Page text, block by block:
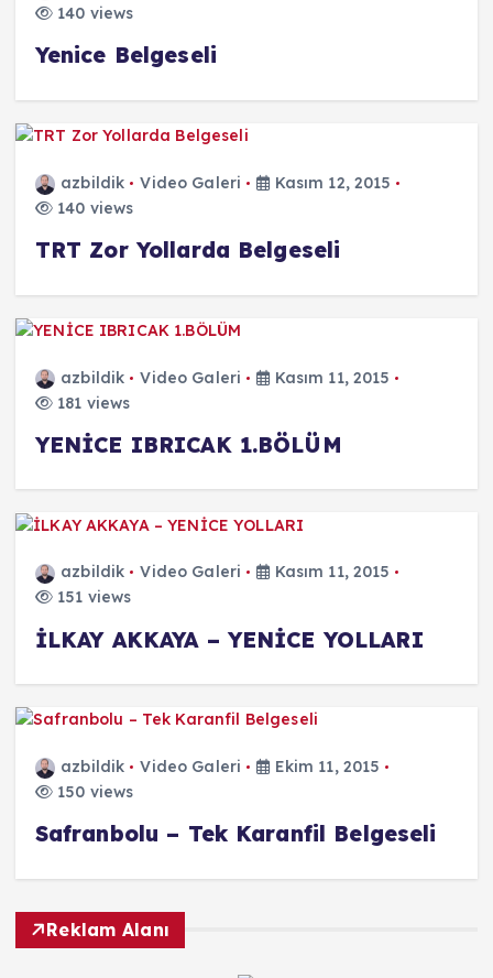
140 views
Yenice Belgeseli
azbildik Video Galeri
Kasım 12, 2015
140 views
TRT Zor Yollarda Belgeseli
azbildik Video Galeri
Kasım 11, 2015
181 views
YENİCE IBRICAK 1.BÖLÜM
azbildik Video Galeri
Kasım 11, 2015
151 views
İLKAY AKKAYA – YENİCE YOLLARI
azbildik Video Galeri
Ekim 11, 2015
150 views
Safranbolu – Tek Karanfil Belgeseli
Reklam Alanı